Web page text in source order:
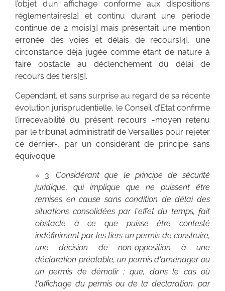
l’objet d’un affichage conforme aux dispositions
réglementaires[2] et continu durant une période
continue de 2 mois[3] mais présentait une mention
erronée des voies et délais de recours[4], une
circonstance déjà jugée comme étant de nature à
faire obstacle au déclenchement du délai de
recours des tiers[5].
Cependant, et sans surprise au regard de sa récente
évolution jurisprudentielle, le Conseil d’Etat confirme
l’irrecevabilité du présent recours -moyen retenu
par le tribunal administratif de Versailles pour rejeter
ce dernier-, par un considérant de principe sans
équivoque :
« 3.Considérant que le principe de sécurité
juridique, qui implique que ne puissent être
remises en cause sans condition de délai des
situations consolidées par l'effet du temps, fait
obstacle à ce que puisse être contesté
indéfiniment par les tiers un permis de construire,
une décision de non-opposition à une
déclaration préalable, un permis d'aménager ou
un permis de démolir ; que, dans le cas où
l'affichage du permis ou de la déclaration, par